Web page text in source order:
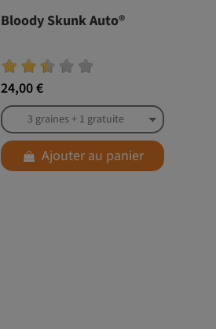
Bloody Skunk Auto®
24,00 €
Ajouter au panier